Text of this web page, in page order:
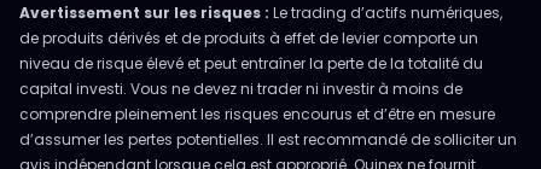
Avertissement sur les risques : Le trading d’actifs numériques,
de produits dérivés et de produits à effet de levier comporte un
niveau de risque élevé et peut entraîner la perte de la totalité du
capital investi. Vous ne devez ni trader ni investir à moins de
comprendre pleinement les risques encourus et d’être en mesure
d’assumer les pertes potentielles. Il est recommandé de solliciter un
avis indépendant lorsque cela est approprié. Ouinex ne fournit